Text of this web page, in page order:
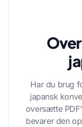
Har du brug
japansk
oversætte
bevarer den